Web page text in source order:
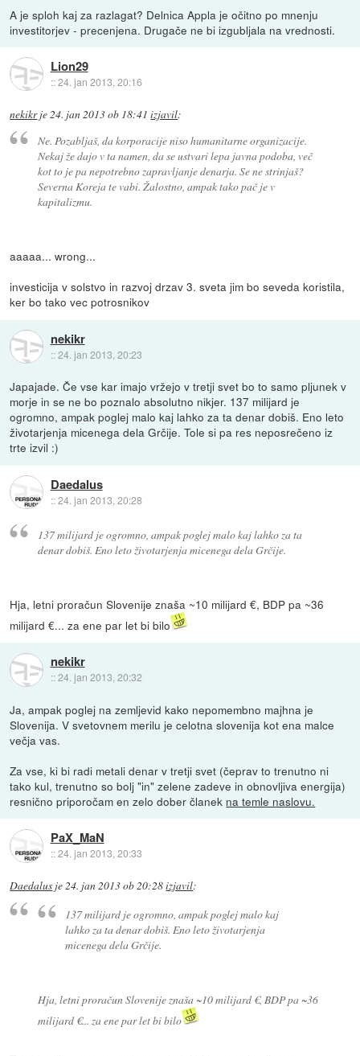
A je sploh kaj za razlagat? Delnica Appla je očitno po mnenju
investitorjev - precenjena. Drugače ne bi izgubljala na vrednosti.
Lion29
::24. jan 2013, 20:16
nekikrje24. jan 2013 ob 18:41 izjavil:
Ne. Pozabljaš, da korporacije niso humanitarne organizacije.
Nekaj že dajo v ta namen, da se ustvari lepa javna podoba, več
kot to je pa nepotrebno zapravljanje denarja. Se ne strinjaš?
Severna Koreja te vabi. Žalostno, ampak tako pač je v
kapitalizmu.
aaaaa... wrong...
investicija v solstvo in razvoj drzav 3. sveta jim bo seveda koristila,
ker bo tako vec potrosnikov
nekikr
::24. jan 2013, 20:23
Japajade. Če vse kar imajo vržejo v tretji svet bo to samo pljunek v
morje in se ne bo poznalo absolutno nikjer. 137 milijard je
ogromno, ampak poglej malo kaj lahko za ta denar dobiš. Eno leto
životarjenja micenega dela Grčije. Tole si pa res neposrečeno iz
trte izvil :)
Daedalus
::24. jan 2013, 20:28
137 milijard je ogromno, ampak poglej malo kaj lahko za ta
denar dobiš. Eno leto životarjenja micenega dela Grčije.
Hja, letni proračun Slovenije znaša ~10 milijard €, BDP pa ~36
milijard €... za ene par let bi bilo
nekikr
::24. jan 2013, 20:32
Ja, ampak poglej na zemljevid kako nepomembno majhna je
Slovenija. V svetovnem merilu je celotna slovenija kot ena malce
večja vas.
Za vse, ki bi radi metali denar v tretji svet (čeprav to trenutno ni
tako kul, trenutno so bolj "in" zelene zadeve in obnovljiva energija)
resnično priporočam en zelo dober članek na temle naslovu.
PaX_MaN
::24. jan 2013, 20:33
Daedalus je24. jan 2013 ob 20:28izjavil:
137 milijard je ogromno, ampak poglej malo kaj
lahko za ta denar dobiš. Eno leto životarjenja
micenega dela Grčije.
Hja, letni proračun Slovenije znaša ~10 milijard €, BDP pa ~36
milijard €... za ene par let bi bilo